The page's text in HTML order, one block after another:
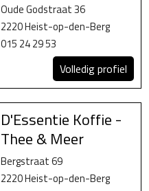
Oude Godstraat 36
2220 Heist-op-den-Berg
015 24 29 53
Volledig profiel
D'Essentie Koffie -
Thee & Meer
Bergstraat 69
2220 Heist-op-den-Berg